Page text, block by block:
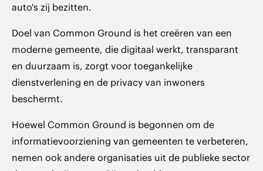
auto's zij bezitten.
Doel van Common Ground is het creëren van een
moderne gemeente, die digitaal werkt, transparant
en duurzaam is, zorgt voor toegankelijke
dienstverlening en de privacy van inwoners
beschermt.
Hoewel Common Ground is begonnen om de
informatievoorziening van gemeenten te verbeteren,
nemen ook andere organisaties uit de publieke sector